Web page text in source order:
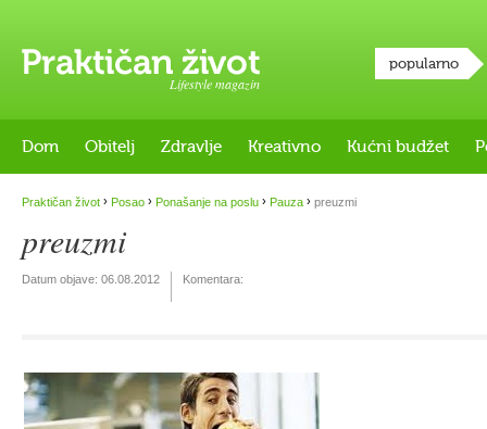
Lifestyle magazin
popularno
Dom Obitelj Zdravlje Kreativno Kućni budžet
Praktičan život › Posao › Ponašanje na poslu › Pauza › preuzmi
preuzmi
Datum objave: 06.08.2012 Komentara: